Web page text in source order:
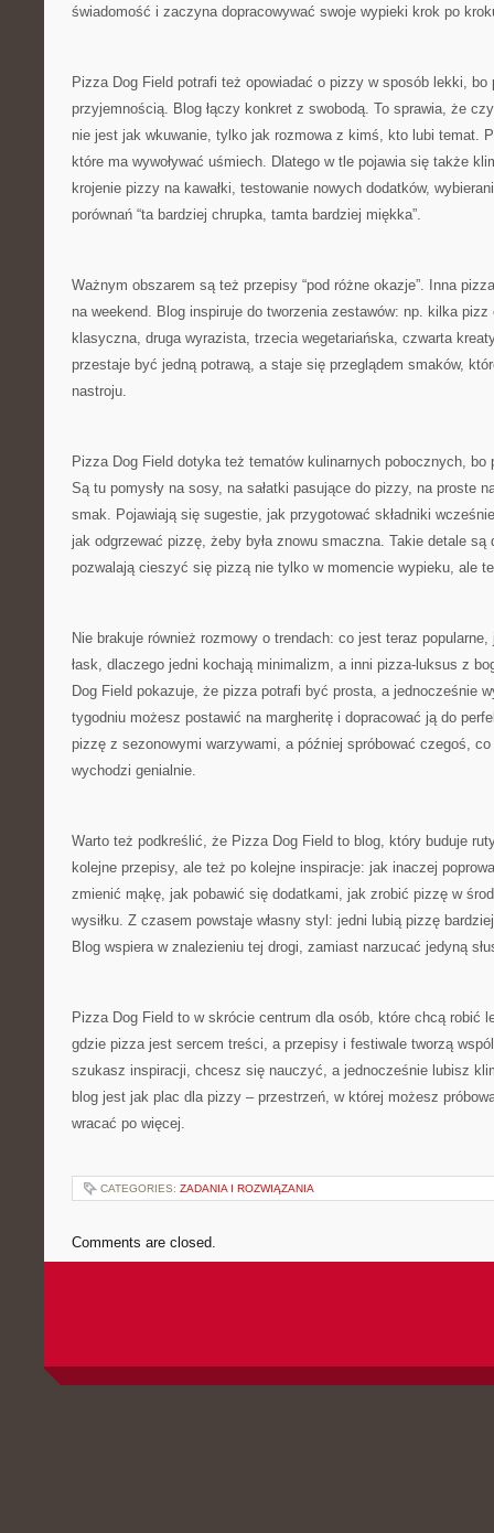
świadomość i zaczyna dopracowywać swoje wypieki krok po
Pizza Dog Field potrafi też opowiadać o pizzy w sposób lekki,
przyjemnością. Blog łączy konkret z swobodą. To sprawia, że
nie jest jak wkuwanie, tylko jak rozmowa z kimś, kto lubi temat.
które ma wywoływać uśmiech. Dlatego w tle pojawia się także
krojenie pizzy na kawałki, testowanie nowych dodatków,
porównań “ta bardziej chrupka, tamta bardziej miękka”.
Ważnym obszarem są też przepisy “pod różne okazje”. Inna
na weekend. Blog inspiruje do tworzenia zestawów: np. kilka
klasyczna, druga wyrazista, trzecia wegetariańska, czwarta
przestaje być jedną potrawą, a staje się przeglądem smaków,
nastroju.
Pizza Dog Field dotyka też tematów kulinarnych pobocznych,
Są tu pomysły na sosy, na sałatki pasujące do pizzy, na proste
smak. Pojawiają się sugestie, jak przygotować składniki
jak odgrzewać pizzę, żeby była znowu smaczna. Takie detale są
pozwalają cieszyć się pizzą nie tylko w momencie wypieku, ale
Nie brakuje również rozmowy o trendach: co jest teraz
łask, dlaczego jedni kochają minimalizm, a inni pizza-luksus z
Dog Field pokazuje, że pizza potrafi być prosta, a jednocześnie
tygodniu możesz postawić na margheritę i dopracować ją do
pizzę z sezonowymi warzywami, a później spróbować czegoś,
wychodzi genialnie.
Warto też podkreślić, że Pizza Dog Field to blog, który buduje
kolejne przepisy, ale też po kolejne inspiracje: jak inaczej
zmienić mąkę, jak pobawić się dodatkami, jak zrobić pizzę w
wysiłku. Z czasem powstaje własny styl: jedni lubią pizzę
Blog wspiera w znalezieniu tej drogi, zamiast narzucać jedyną
Pizza Dog Field to w skrócie centrum dla osób, które chcą robić
gdzie pizza jest sercem treści, a przepisy i festiwale tworzą
szukasz inspiracji, chcesz się nauczyć, a jednocześnie lubisz
blog jest jak plac dla pizzy – przestrzeń, w której możesz
wracać po więcej.
CATEGORIES: ZADANIA I ROZWIĄZANIA
Comments are closed.